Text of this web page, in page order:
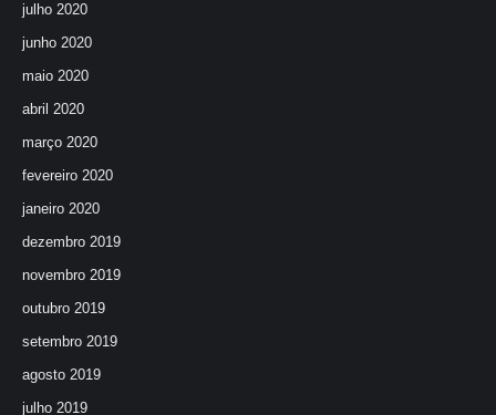
julho 2020
junho 2020
maio 2020
abril 2020
março 2020
fevereiro 2020
janeiro 2020
dezembro 2019
novembro 2019
outubro 2019
setembro 2019
agosto 2019
julho 2019